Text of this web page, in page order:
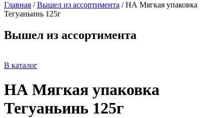
Главная /Вышел из ассортимента /НА Мягкая упаковка
Тегуаньинь 125г
Вышел из ассортимента
В каталог
НА Мягкая упаковка
Тегуаньинь 125г